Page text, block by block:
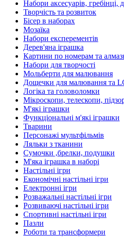
Набори аксесуарів, гребінці,
Творчість та розвиток
Бісер в наборах
Мозаїка
Набори експерементів
Дерев'яна іграшка
Картини по номерам та
Набори для творчості
Мольберти для малювання
Дощечки для малювання та
Логіка та головоломки
Мікроскопи, телескопи,
М'які іграшки
Функціональні м'які іграшки
Тварини
Персонажі мультфільмів
Ляльки з тканини
Сумочки ,брелки, подушки
М'яка іграшка в наборі
Настільні ігри
Економічні настільні ігри
Електронні ігри
Розважальні настільні ігри
Розвиваючі настільні ігри
Спортивні настільні ігри
Пазли
Роботи та трансформери